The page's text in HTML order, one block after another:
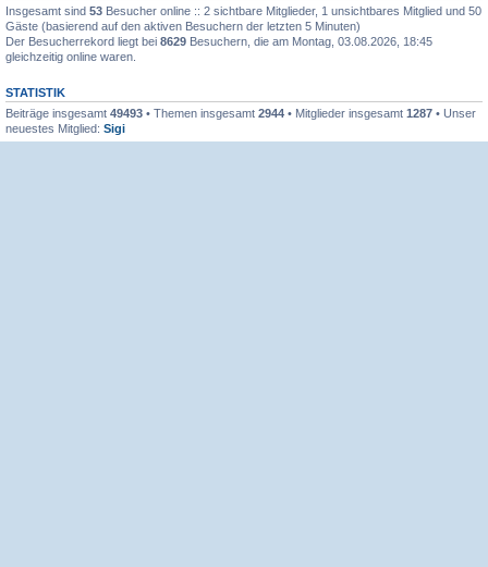
Insgesamt sind 53 Besucher online :: 2 sichtbare Mitglieder, 1 unsichtbares Mitglied und 50
Gäste (basierend auf den aktiven Besuchern der letzten 5 Minuten)
Der Besucherrekord liegt bei 8629 Besuchern, die am Montag, 03.08.2026, 18:45
gleichzeitig online waren.
STATISTIK
Beiträge insgesamt 49493 • Themen insgesamt 2944 • Mitglieder insgesamt 1287 • Unser
neuestes Mitglied: Sigi